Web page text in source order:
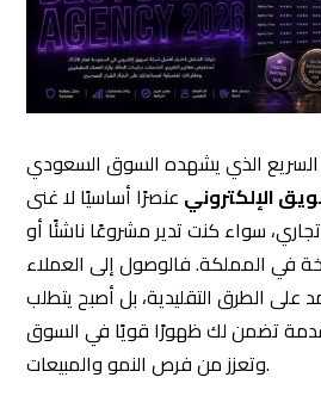
الذي يشهده السوق السعودي
الإلكتروني عنصرًا أساسيًا لا غنى
سواء كنت تدير مشروعًا ناشئًا أو
في المملكة. فالوصول إلى العملاء
على الطرق التقليدية، بل أصبح يتطلب
تضمن لك ظهورًا قويًا في السوق
وتعزز من فرص النمو والمبيعات.